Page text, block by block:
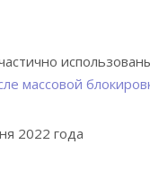
массовой
2022 года